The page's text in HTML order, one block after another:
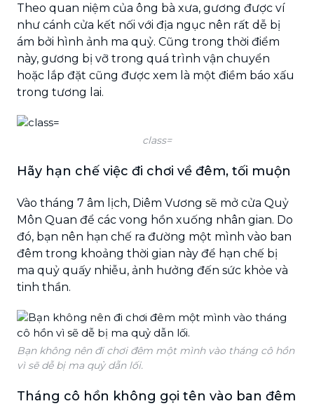
Theo quan niệm của ông bà xưa, gương được ví
như cánh cửa kết nối với địa ngục nên rất dễ bị
ám bởi hình ảnh ma quỷ. Cũng trong thời điểm
này, gương bị vỡ trong quá trình vận chuyển
hoặc lắp đặt cũng được xem là một điềm báo xấu
trong tương lai.
class=
Hãy hạn chế việc đi chơi về đêm, tối muộn
Vào tháng 7 âm lịch, Diêm Vương sẽ mở cửa Quỷ
Môn Quan để các vong hồn xuống nhân gian. Do
đó, bạn nên hạn chế ra đường một mình vào ban
đêm trong khoảng thời gian này để hạn chế bị
ma quỷ quấy nhiễu, ảnh hưởng đến sức khỏe và
tinh thần.
Bạn không nên đi chơi đêm một mình vào tháng cô hồn
vì sẽ dễ bị ma quỷ dẫn lối.
Tháng cô hồn không gọi tên vào ban đêm